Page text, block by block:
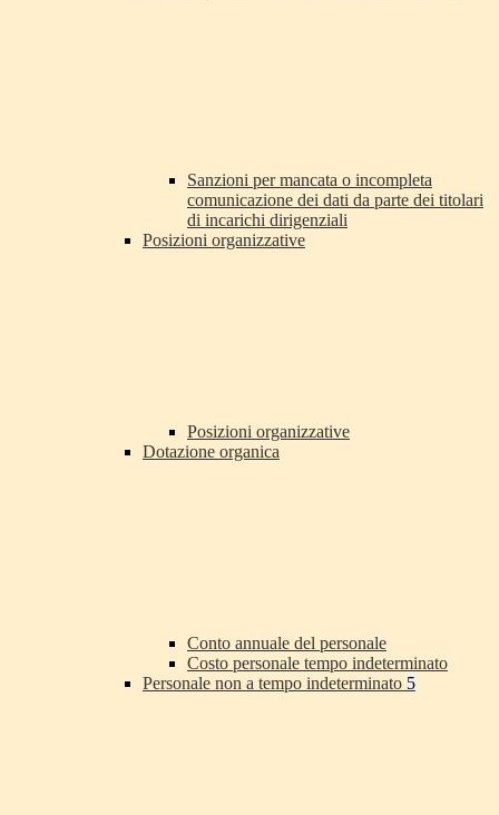
Sanzioni per mancata o incompleta
comunicazione dei dati da parte dei titolari
di incarichi dirigenziali
Posizioni organizzative
Posizioni organizzative
Dotazione organica
Conto annuale del personale
Costo personale tempo indeterminato
Personale non a tempo indeterminato 5